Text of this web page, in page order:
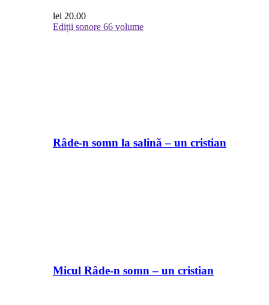
lei 20.00
Ediții sonore 66 volume
Râde-n somn la salină – un cristian
Micul Râde-n somn – un cristian